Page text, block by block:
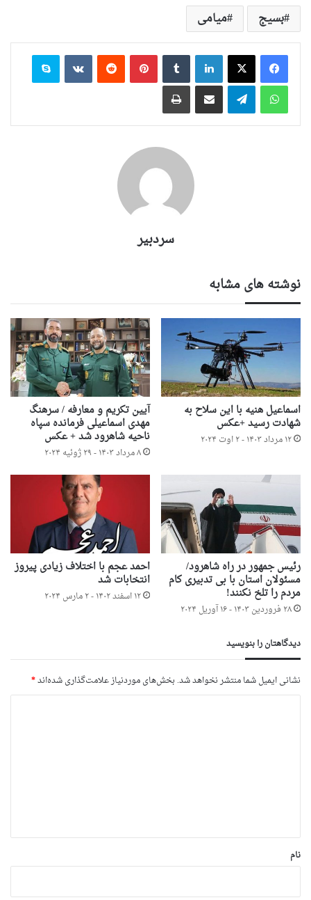
بسیج میامی
لینکدین ‫تامبلر ‫پین‌ترست‫رددیت ‫VKontakteاسکایپ
واتس آپ
تلگرام اشتراک گذاری از طریق ایمیل چاپ
سردبیر
نوشته های مشابه
اسماعیل هنیه با این سلاح به
شهادت رسید +عکس
۱۲ مرداد ۱۴۰۳ - ۲ اوت ۲۰۲۴
آیین تکریم و معارفه / سرهنگ
مهدی اسماعیلی فرمانده سپاه
ناحیه شاهرود شد + عکس
۸ مرداد ۱۴۰۳ - ۲۹ ژوئیه ۲۰۲۴
رئیس جمهور در راه شاهرود/
مسئولان استان با بی تدبیری کام
مردم را تلخ نکنند!
۲۸ فروردین ۱۴۰۳ - ۱۶ آوریل ۲۰۲۴
احمد عجم با اختلاف زیادی پیروز
انتخابات شد
۱۲ اسفند ۱۴۰۲ - ۲ مارس ۲۰۲۴
دیدگاهتان را بنویسید
نشانی ایمیل شما منتشر نخواهد شد.بخش‌های موردنیاز علامت‌گذاری شده‌اند*
نام